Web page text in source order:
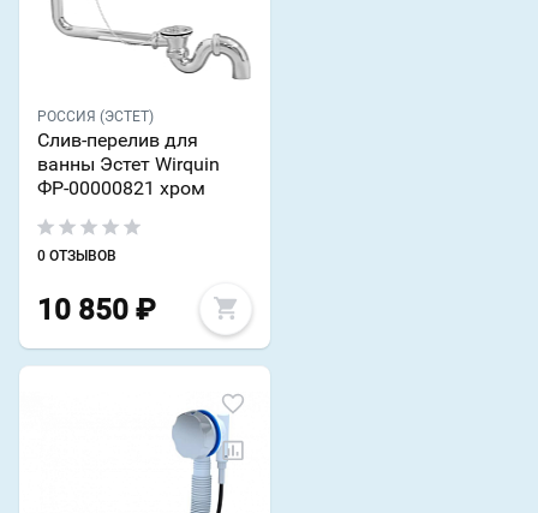
РОССИЯ (ЭСТЕТ)
Слив-перелив для
ванны Эстет Wirquin
ФР-00000821 хром
0 ОТЗЫВОВ
10 850 ₽